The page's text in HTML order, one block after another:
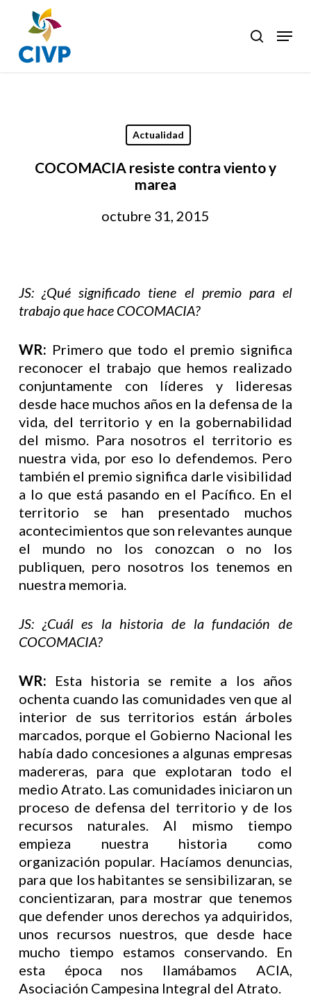
main
content
search
Menu
Actualidad
COCOMACIA resiste contra viento y
marea
octubre 31, 2015
JS: ¿Qué significado tiene el premio para el
trabajo que hace COCOMACIA?
WR: Primero que todo el premio significa
reconocer el trabajo que hemos realizado
conjuntamente con líderes y lideresas
desde hace muchos años en la defensa de la
vida, del territorio y en la gobernabilidad
del mismo. Para nosotros el territorio es
nuestra vida, por eso lo defendemos. Pero
también el premio significa darle visibilidad
a lo que está pasando en el Pacífico. En el
territorio se han presentado muchos
acontecimientos que son relevantes aunque
el mundo no los conozcan o no los
publiquen, pero nosotros los tenemos en
nuestra memoria.
JS: ¿Cuál es la historia de la fundación de
COCOMACIA?
WR: Esta historia se remite a los años
ochenta cuando las comunidades ven que al
interior de sus territorios están árboles
marcados, porque el Gobierno Nacional les
había dado concesiones a algunas empresas
madereras, para que explotaran todo el
medio Atrato. Las comunidades iniciaron un
proceso de defensa del territorio y de los
recursos naturales. Al mismo tiempo
empieza nuestra historia como
organización popular. Hacíamos denuncias,
para que los habitantes se sensibilizaran, se
concientizaran, para mostrar que tenemos
que defender unos derechos ya adquiridos,
unos recursos nuestros, que desde hace
mucho tiempo estamos conservando. En
esta época nos llamábamos ACIA,
Asociación Campesina Integral del Atrato.
Close